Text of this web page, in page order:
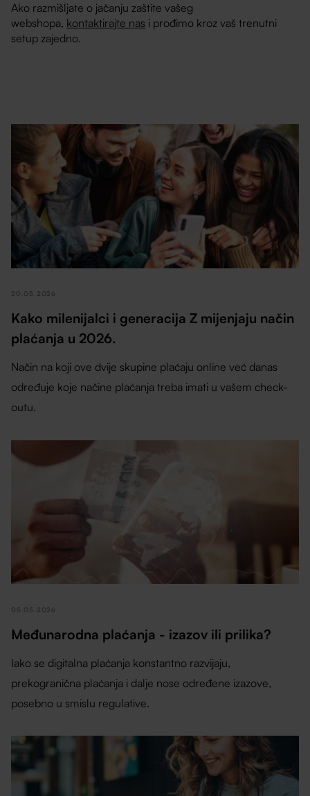
Ako razmišljate o jačanju zaštite vašeg
webshopa, kontaktirajte nas i prođimo kroz vaš trenutni
setup zajedno.
20.05.2026
Kako milenijalci i generacija Z mijenjaju način
plaćanja u 2026.
Način na koji ove dvije skupine plaćaju online već danas
određuje koje načine plaćanja treba imati u vašem check-
outu.
05.05.2026
Međunarodna plaćanja - izazov ili prilika?
Iako se digitalna plaćanja konstantno razvijaju,
prekogranična plaćanja i dalje nose određene izazove,
posebno u smislu regulative.